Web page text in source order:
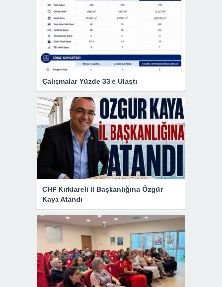
Çalışmalar Yüzde 33’e Ulaştı
CHP Kırklareli İl Başkanlığına Özgür
Kaya Atandı